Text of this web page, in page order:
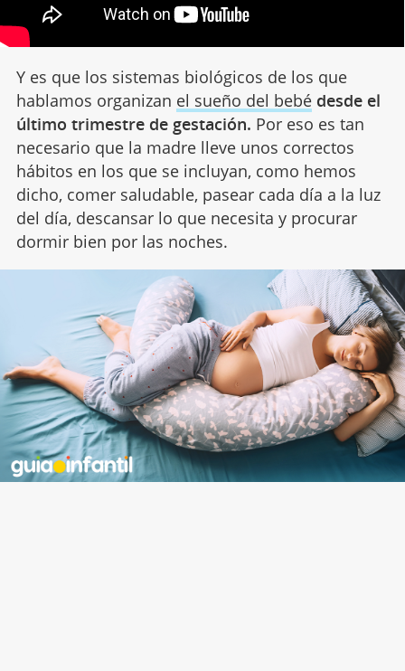
Y es que los sistemas biológicos de los que
hablamos organizan el sueño del bebé desde el
último trimestre de gestación. Por eso es tan
necesario que la madre lleve unos correctos
hábitos en los que se incluyan, como hemos
dicho, comer saludable, pasear cada día a la luz
del día, descansar lo que necesita y procurar
dormir bien por las noches.